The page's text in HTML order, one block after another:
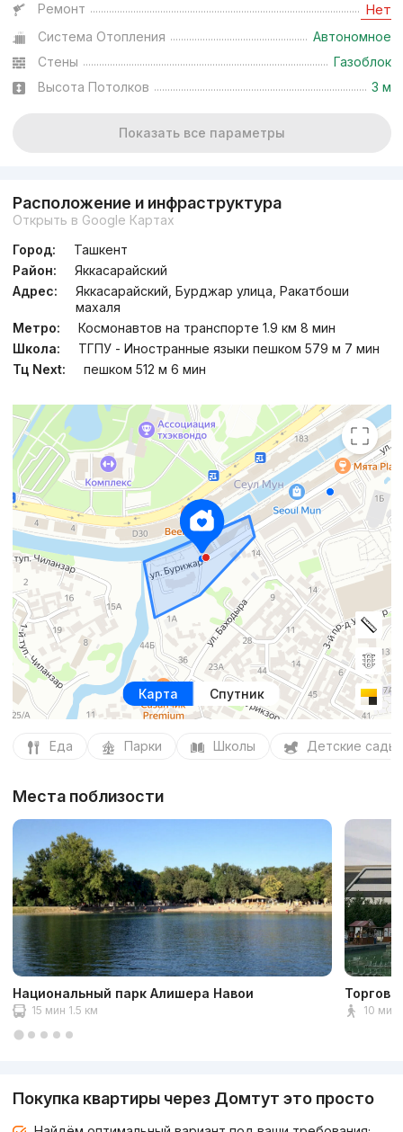
Ремонт Нет
Система Отопления
Автономное
Стены
Газоблок
Высота Потолков
3 м
Показать все параметры
Расположение и инфраструктура
Открыть в Google Картах
Город:
Ташкент
Район:
Яккасарайский
Адрес:
Яккасарайский, Бурджар улица, Ракатбоши
махаля
Метро:
Космонавтов на транспорте 1.9 км 8 мин
Школа:
ТГПУ - Иностранные языки пешком 579 м 7 мин
Тц Next:
пешком 512 м 6 мин
Карта Спутник
Еда Парки Школы Детские сады
Места поблизости
Национальный парк Алишера Навои
15 мин 1.5 км 10 мин
Покупка квартиры через Домтут это просто